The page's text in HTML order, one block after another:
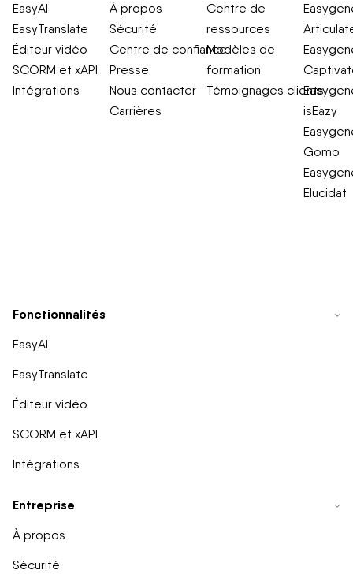
EasyAI
EasyTranslate
Éditeur vidéo
SCORM et xAPI
Intégrations
À propos
Sécurité
Centre de confiance
Presse
Nous contacter
Carrières
Centre de
ressources
Modèles de
formation
Témoignages clients
isEazy
Gomo
Elucidat
Fonctionnalités
EasyAI
EasyTranslate
Éditeur vidéo
SCORM et xAPI
Intégrations
Entreprise
À propos
Sécurité